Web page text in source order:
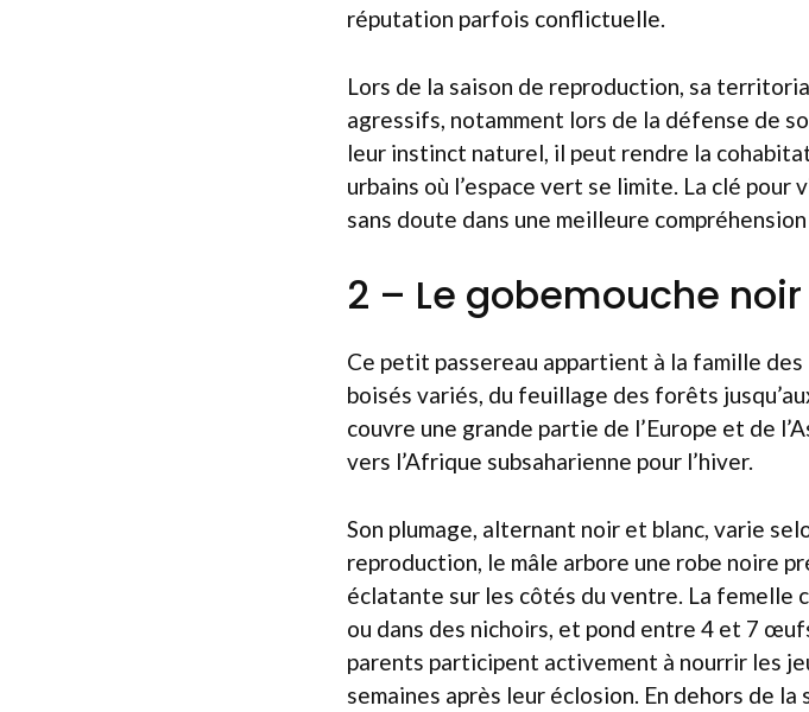
réputation parfois conflictuelle.
Lors de la saison de reproduction, sa
agressifs, notamment lors de la défense de
leur instinct naturel, il peut rendre la
urbains où l’espace vert se limite. La clé
sans doute dans une meilleure
2 – Le gobemouche
Ce petit passereau appartient à la famille
boisés variés, du feuillage des forêts
couvre une grande partie de l’Europe et de
vers l’Afrique subsaharienne pour l’hiver.
Son plumage, alternant noir et blanc, varie
reproduction, le mâle arbore une robe noire
éclatante sur les côtés du ventre. La femelle
ou dans des nichoirs, et pond entre 4 et 7
parents participent activement à nourrir les
semaines après leur éclosion. En dehors de